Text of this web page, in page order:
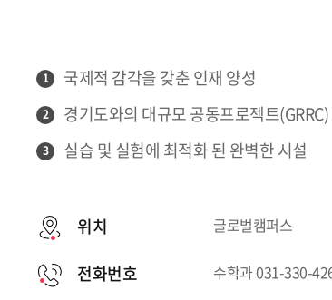
1 국제적 감각을 갖춘 인재 양성
2 경기도와의 대규모 공동프로젝트(GRRC)
3 실습 및 실험에 최적화 된 완벽한 시설
위치 글로벌캠퍼스
전화번호 수학과 031-330-